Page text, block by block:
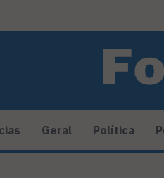
Geral Política